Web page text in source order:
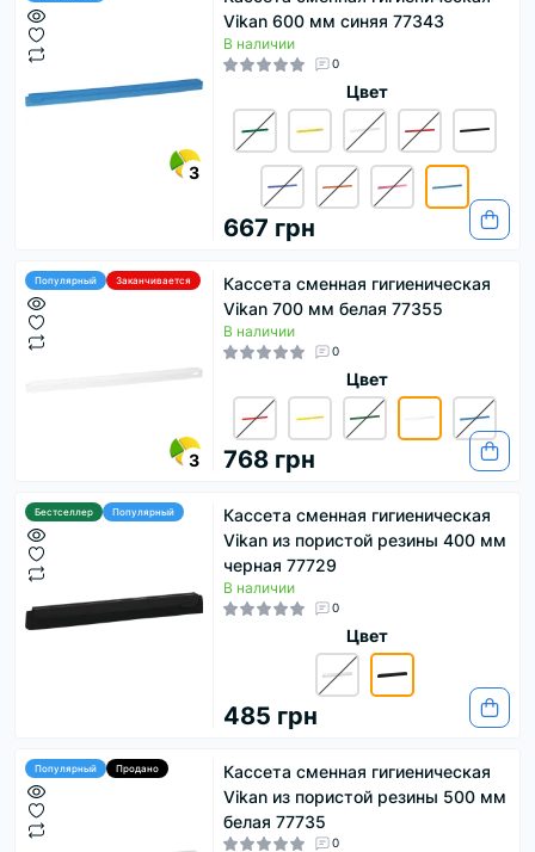
3
Vikan 600 мм синяя 77343
В наличии
0
Цвет
667 грн
Популярный Заканчивается
3
Кассета сменная гигиеническая
Vikan 700 мм белая 77355
В наличии
0
Цвет
768 грн
Бестселлер Популярный
Кассета сменная гигиеническая
Vikan из пористой резины 400 мм
черная 77729
В наличии
0
Цвет
485 грн
Популярный Продано
Кассета сменная гигиеническая
Vikan из пористой резины 500 мм
белая 77735
0